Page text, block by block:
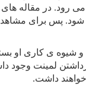
رود. در مقاله
شود. پس برای
و شیوه ی کاری او
لمینت وجود
داشت.